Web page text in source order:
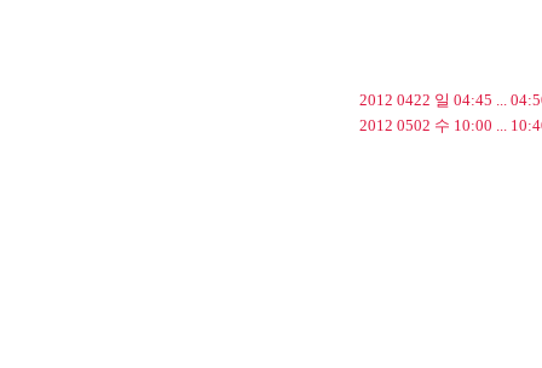
2012 0422 일 04:45 ...
2012 0502 수 10:00 ...